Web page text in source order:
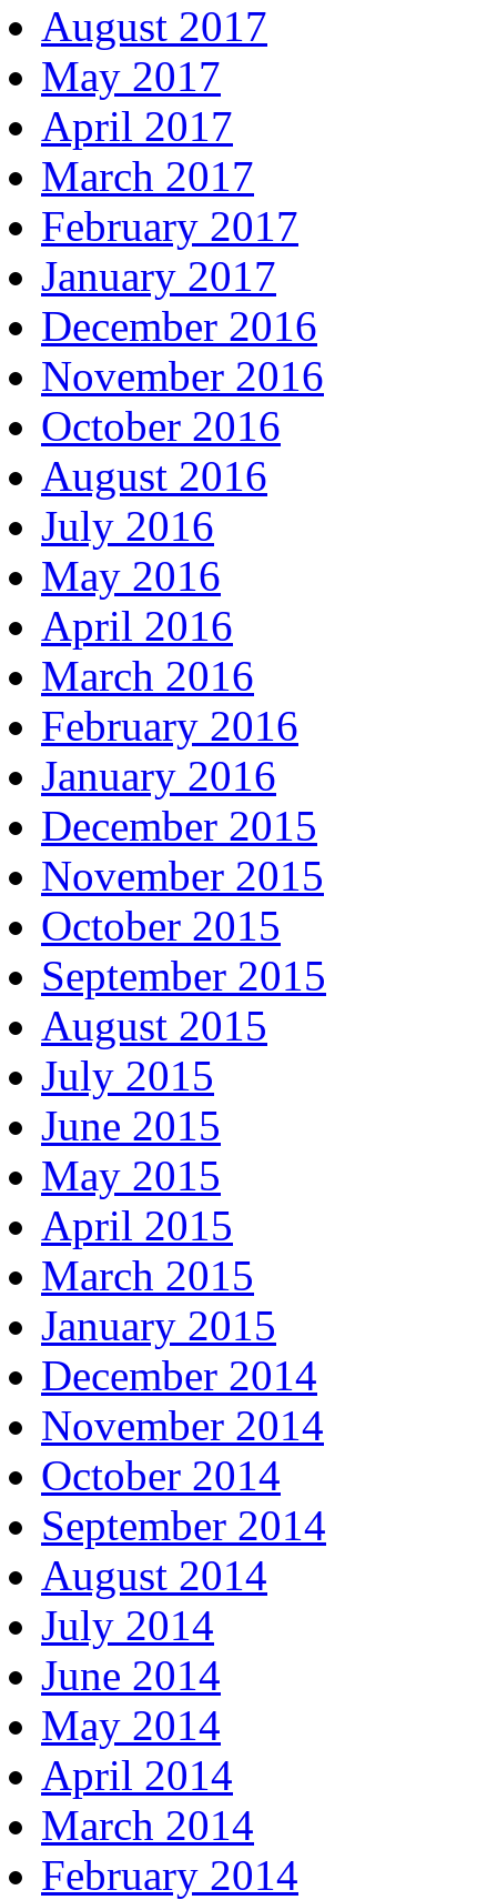
August 2017
May 2017
April 2017
March 2017
February 2017
January 2017
December 2016
November 2016
October 2016
August 2016
July 2016
May 2016
April 2016
March 2016
February 2016
January 2016
December 2015
November 2015
October 2015
September 2015
August 2015
July 2015
June 2015
May 2015
April 2015
March 2015
January 2015
December 2014
November 2014
October 2014
September 2014
August 2014
July 2014
June 2014
May 2014
April 2014
March 2014
February 2014